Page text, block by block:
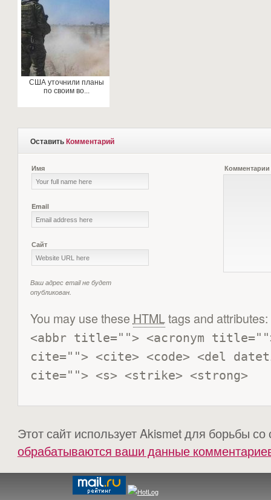
США уточнили планы
по своим во...
ОставитьКомментарий
Имя
Email
Сайт
Ваш адрес email не будет
опубликован.
Комментарии
You may use these HTMLtags and attributes:
<abbr title=""> <acronym
cite=""> <cite> <code> <del
cite=""> <s> <strike> <strong>
Этот сайт использует Akismet для борьбы
обрабатываются ваши данные